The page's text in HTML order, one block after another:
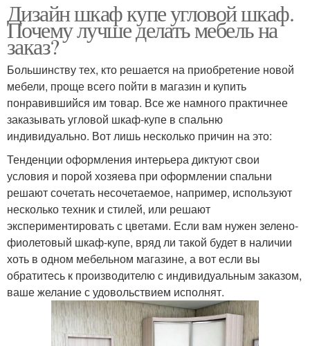
Дизайн шкаф купе угловой шкаф.
Почему лучше делать мебель на
заказ?
Большинству тех, кто решается на приобретение новой
мебели, проще всего пойти в магазин и купить
понравившийся им товар. Все же намного практичнее
заказывать угловой шкаф-купе в спальню
индивидуально. Вот лишь несколько причин на это:
Тенденции оформления интерьера диктуют свои
условия и порой хозяева при оформлении спальни
решают сочетать несочетаемое, например, используют
несколько техник и стилей, или решают
экспериментировать с цветами. Если вам нужен зелено-
фиолетовый шкаф-купе, вряд ли такой будет в наличии
хоть в одном мебельном магазине, а вот если вы
обратитесь к производителю с индивидуальным заказом,
ваше желание с удовольствием исполнят.